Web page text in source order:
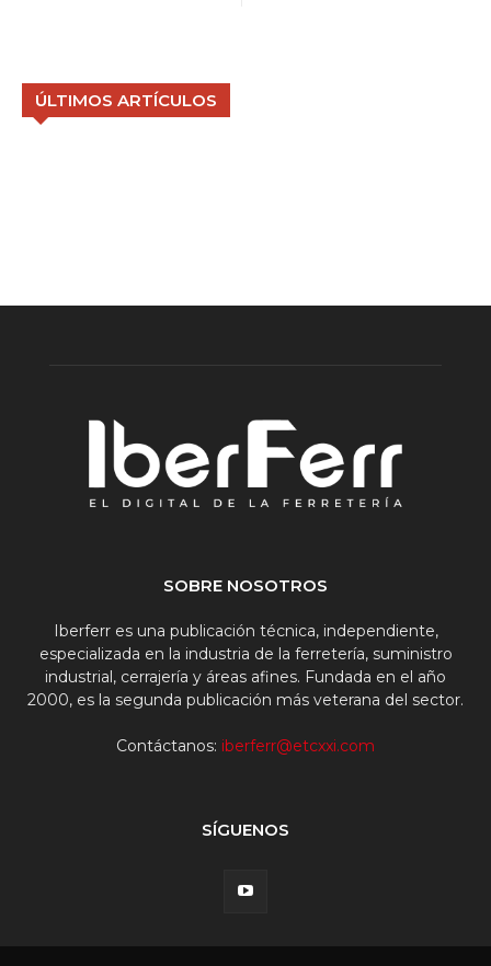
ÚLTIMOS ARTÍCULOS
SOBRE NOSOTROS
Iberferr es una publicación técnica, independiente,
especializada en la industria de la ferretería, suministro
industrial, cerrajería y áreas afines. Fundada en el año
2000, es la segunda publicación más veterana del sector.
Contáctanos: iberferr@etcxxi.com
SÍGUENOS